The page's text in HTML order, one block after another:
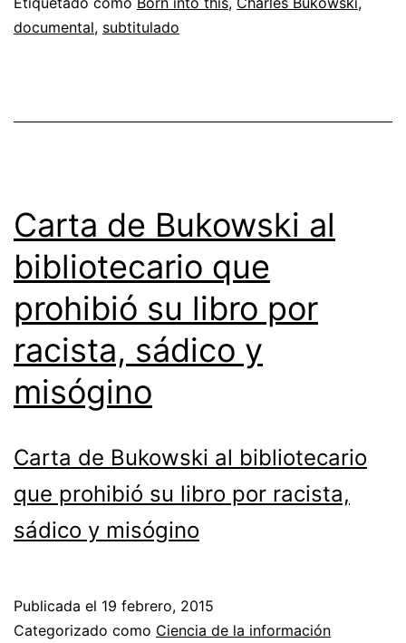
documental, subtitulado
Carta de Bukowski al
bibliotecario que
prohibió su libro por
racista, sádico y
misógino
Carta de Bukowski al bibliotecario
que prohibió su libro por racista,
sádico y misógino
Publicada el 19 febrero, 2015
Categorizado como Ciencia de la información